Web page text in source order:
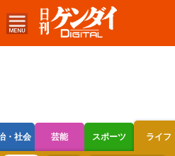
・社会 芸能 スポーツ ライフ